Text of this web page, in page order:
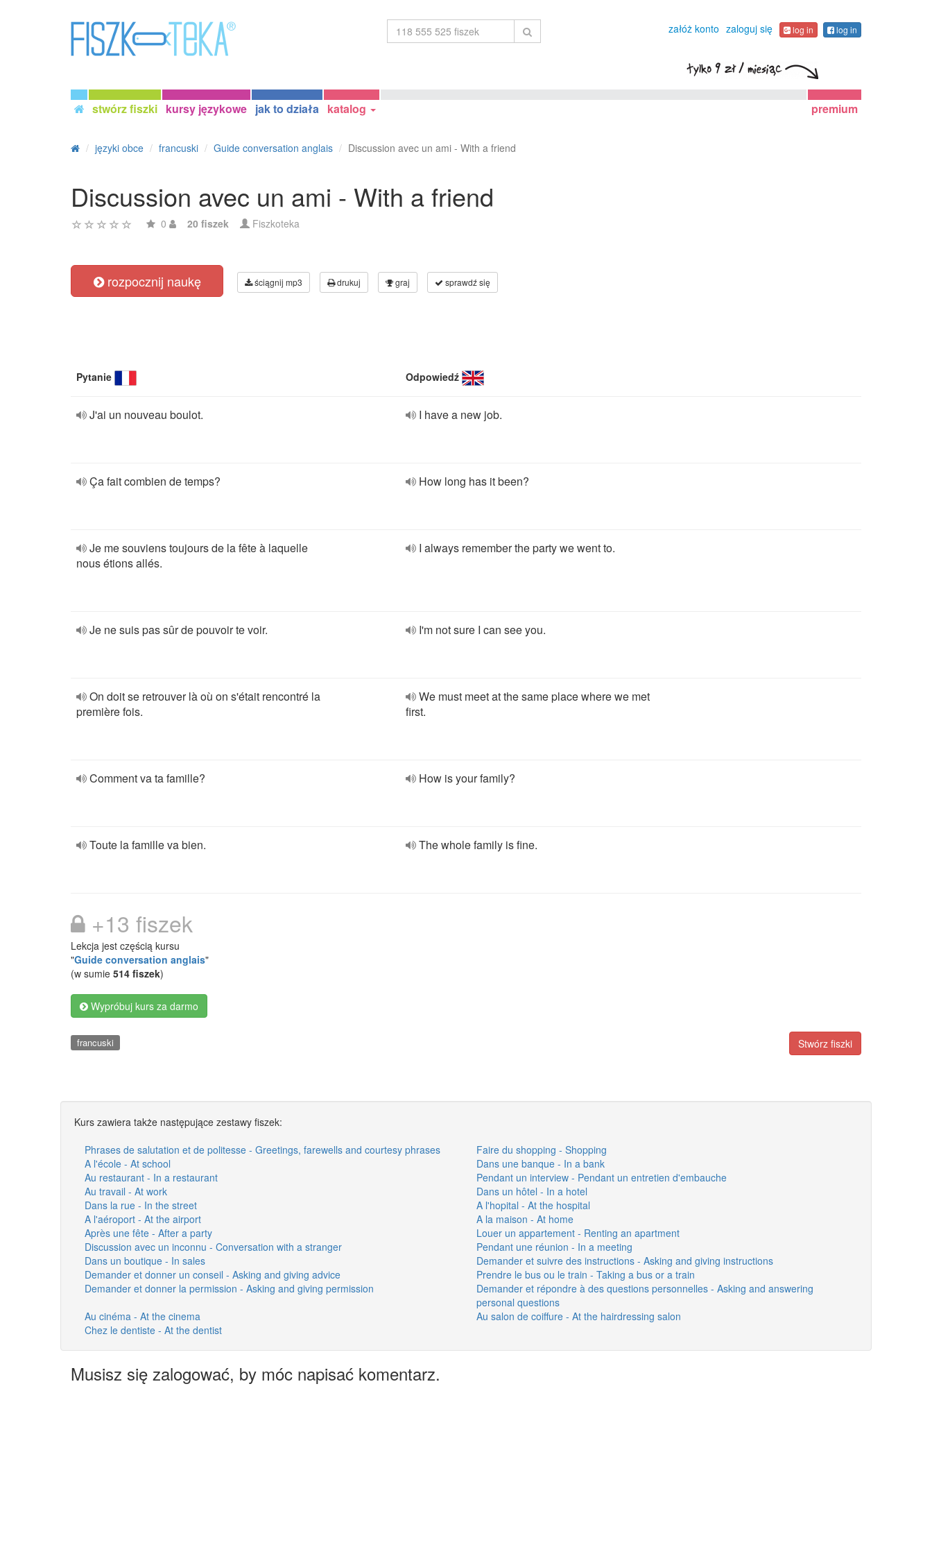
załóż konto zaloguj się log in log in
stwórz fiszki kursy językowe jak to działa katalog premium
języki obce francuski Guide conversation anglais Discussion avec un ami - With a friend
Discussion avec un ami - With a friend
0 20 fiszek Fiszkoteka
rozpocznij naukę ściągnij mp3 drukuj graj sprawdź się
Pytanie Odpowiedź
J'ai un nouveau boulot. I have a new job.
Ça fait combien de temps? How long has it been?
Je me souviens toujours de la fête à laquelle
nous étions allés.
I always remember the party we went to.
Je ne suis pas sûr de pouvoir te voir. I'm not sure I can see you.
On doit se retrouver là où on s'était rencontré la
première fois.
We must meet at the same place where we met
first.
Comment va ta famille? How is your family?
Toute la famille va bien. The whole family is fine.
+13 fiszek
Lekcja jest częścią kursu
"Guide conversation anglais"
(w sumie 514 fiszek)
Wypróbuj kurs za darmo
Stwórz fiszki
francuski
Kurs zawiera także następujące zestawy fiszek:
Phrases de salutation et de politesse - Greetings, farewells and courtesy phrases
Faire du shopping - Shopping
A l'école - At school
Dans une banque - In a bank
Au restaurant - In a restaurant
Pendant un interview - Pendant un entretien d'embauche
Au travail - At work
Dans un hôtel - In a hotel
Dans la rue - In the street
A l'hopital - At the hospital
A l'aéroport - At the airport
A la maison - At home
Après une fête - After a party
Louer un appartement - Renting an apartment
Discussion avec un inconnu - Conversation with a stranger
Pendant une réunion - In a meeting
Dans un boutique - In sales
Demander et suivre des instructions - Asking and giving instructions
Demander et donner un conseil - Asking and giving advice
Prendre le bus ou le train - Taking a bus or a train
Demander et donner la permission - Asking and giving permission
Demander et répondre à des questions personnelles - Asking and answering
personal questions
Au cinéma - At the cinema
Au salon de coiffure - At the hairdressing salon
Chez le dentiste - At the dentist
Musisz się zalogować, by móc napisać komentarz.